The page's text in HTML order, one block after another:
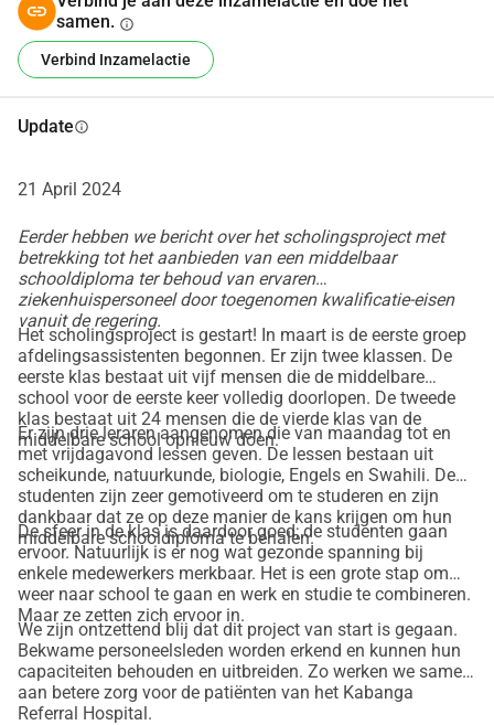
partijen.
De Kabanga Hospital Foundation is daarom in
samenwerking met het ziekenhuisbestuur dit project
zo te voorkomen dat zij ontslagen moeten worden. Ook
ziekenhuis.
uit avondlessen voor de verzorgenden die nog hun
middelbare school diploma moeten halen. Wij geven
financieel steun voor de inschrijving van medical
attendants via een nationaal avondles programma en
betalen mee aan de kosten voor boeken en maandelijks
salaris voor lokale leraren. De leraren komen van maandag
tot en met vrijdag elke avond les geven in een klaslokaal op
het ziekenhuisterrein. Deze fase duurt in totaal twee jaar.
De verwachting is dat ongeveer de helft van de medical
attendants eind 2024 hun middelbare school diploma
behalen. De andere helft zal eind 2025 diplomeren.
De tweede fase van dit project is het faciliteren van
vervolgopleidingen na het behalen van de middelbare
school. De stichting streeft ernaar om een aantal
getalenteerde verzorgenden door middel van een beurs te
ondersteunen om verder te studeren voor bijvoorbeeld
verpleegkundige of apotheker.
Elke werknemer die meedoet aan dit project zal een
samen. info
Verbind Inzamelactie
Updateinfo
21 April 2024
Eerder hebben we bericht over het scholingsproject met
betrekking tot het aanbieden van een middelbaar
schooldiploma ter behoud van ervaren
ziekenhuispersoneel door toegenomen kwalificatie-eisen
vanuit de regering.
Het scholingsproject is gestart! In maart is de eerste groep
afdelingsassistenten begonnen. Er zijn twee klassen. De
eerste klas bestaat uit vijf mensen die de middelbare
school voor de eerste keer volledig doorlopen. De tweede
klas bestaat uit 24 mensen die de vierde klas van de
middelbare school opnieuw doen.
Er zijn drie leraren aangenomen die van maandag tot en
met vrijdagavond lessen geven. De lessen bestaan uit
scheikunde, natuurkunde, biologie, Engels en Swahili. De
studenten zijn zeer gemotiveerd om te studeren en zijn
dankbaar dat ze op deze manier de kans krijgen om hun
middelbare schooldiploma te behalen.
De sfeer in de klas is daardoor goed; de studenten gaan
ervoor. Natuurlijk is er nog wat gezonde spanning bij
enkele medewerkers merkbaar. Het is een grote stap om
weer naar school te gaan en werk en studie te combineren.
Maar ze zetten zich ervoor in.
We zijn ontzettend blij dat dit project van start is gegaan.
Bekwame personeelsleden worden erkend en kunnen hun
capaciteiten behouden en uitbreiden. Zo werken we samen
aan betere zorg voor de patiënten van het Kabanga
Referral Hospital.